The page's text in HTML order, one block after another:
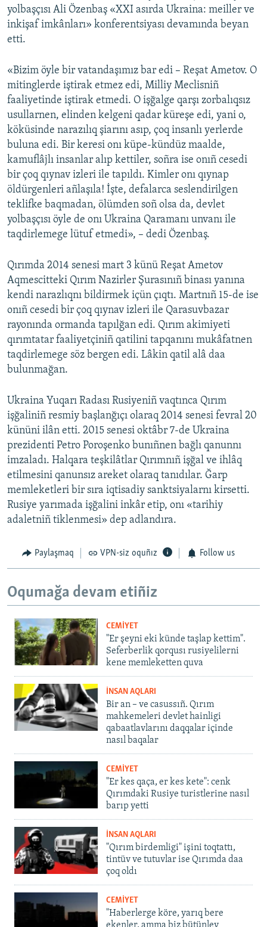
yolbaşçısı Ali Özenbaş «XXI asırda Ukraina: meiller ve
inkişaf imkânları» konferentsiyası devamında beyan
etti.
«Bizim öyle bir vatandaşımız bar edi – Reşat Ametov. O
mitinglerde iştirak etmez edi, Milliy Meclisniñ
faaliyetinde iştirak etmedi. O işğalge qarşı zorbalıqsız
usullarnen, elinden kelgeni qadar küreşe edi, yani o,
köküsinde narazılıq şiarını asıp, çoq insanlı yerlerde
buluna edi. Bir keresi onı küpe-kündüz maalde,
kamuflâjlı insanlar alıp kettiler, soñra ise onıñ cesedi
bir çoq qıynav izleri ile tapıldı. Kimler onı qıynap
öldürgenleri añlaşıla! İşte, defalarca seslendirilgen
teklifke baqmadan, ölümden soñ olsa da, devlet
yolbaşçısı öyle de onı Ukraina Qaramanı unvanı ile
taqdirlemege lütuf etmedi», – dedi Özenbaş.
Qırımda 2014 senesi mart 3 künü Reşat Ametov
Aqmescitteki Qırım Nazirler Şurasınıñ binası yanına
kendi narazlıqnı bildirmek içün çıqtı. Martnıñ 15-de ise
onıñ cesedi bir çoq qıynav izleri ile Qarasuvbazar
rayonında ormanda tapılğan edi. Qırım akimiyeti
qırımtatar faaliyetçiniñ qatilini tapqanını mukâfatnen
taqdirlemege söz bergen edi. Lâkin qatil alâ daa
bulunmağan.
Ukraina Yuqarı Radası Rusiyeniñ vaqtınca Qırım
işğaliniñ resmiy başlanğıçı olaraq 2014 senesi fevral 20
kününi ilân etti. 2015 senesi oktâbr 7-de Ukraina
prezidenti Petro Poroşenko bunıñnen bağlı qanunnı
imzaladı. Halqara teşkilâtlar Qırımnıñ işğal ve ihlâq
etilmesini qanunsız areket olaraq tanıdılar. Ğarp
memleketleri bir sıra iqtisadiy sanktsiyalarnı kirsetti.
Rusiye yarımada işğalini inkâr etip, onı «tarihiy
adaletniñ tiklenmesi» dep adlandıra.
Paylaşmaq VPN-siz oquñız Follow us
Oqumağa devam etiñiz
CEMİYET
"Er şeyni eki künde taşlap kettim".
Seferberlik qorqusı rusiyelilerni
kene memleketten quva
İNSAN AQLARI
Bir an – ve casussıñ. Qırım
mahkemeleri devlet hainligi
qabaatlavlarını daqqalar içinde
nasıl baqalar
CEMİYET
"Er kes qaça, er kes kete": cenk
Qırımdaki Rusiye turistlerine nasıl
barıp yetti
İNSAN AQLARI
"Qırım birdemligi" işini toqtattı,
tintüv ve tutuvlar ise Qırımda daa
çoq oldı
CEMİYET
"Haberlerge köre, yarıq bere